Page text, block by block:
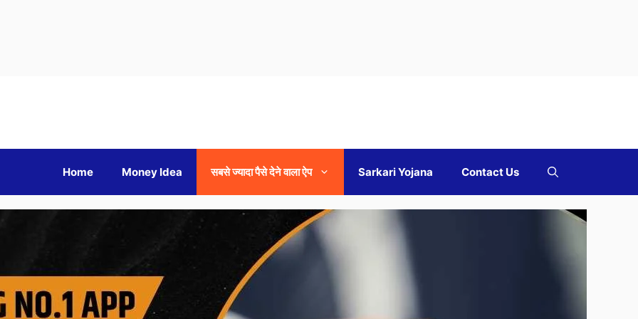
Home Money Idea सबसे ज्यादा पैसे देने वाला ऐप Sarkari Yojana Contact Us